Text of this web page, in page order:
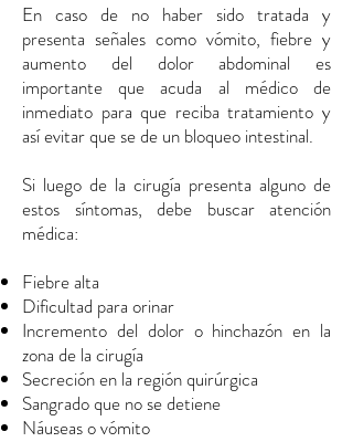
En caso de no haber sido tratada y
presenta señales como vómito, fiebre y
aumento del dolor abdominal es
importante que acuda al médico de
inmediato para que reciba tratamiento y
así evitar que se de un bloqueo intestinal.
Si luego de la cirugía presenta alguno de
estos síntomas, debe buscar atención
médica:
Fiebre alta
Dificultad para orinar
Incremento del dolor o hinchazón en la
zona de la cirugía
Secreción en la región quirúrgica
Sangrado que no se detiene
Náuseas o vómito